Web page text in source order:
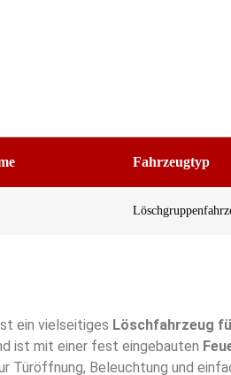
Fahrzeugtyp
ein vielseitiges Löschfahrzeug
ist mit einer fest eingebauten
Türöffnung, Beleuchtung und